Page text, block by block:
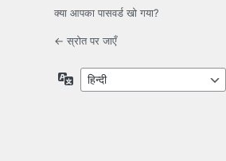
क्या आपका पासवर्ड खो गया?
← स्रोत पर जाएँ
भाषा